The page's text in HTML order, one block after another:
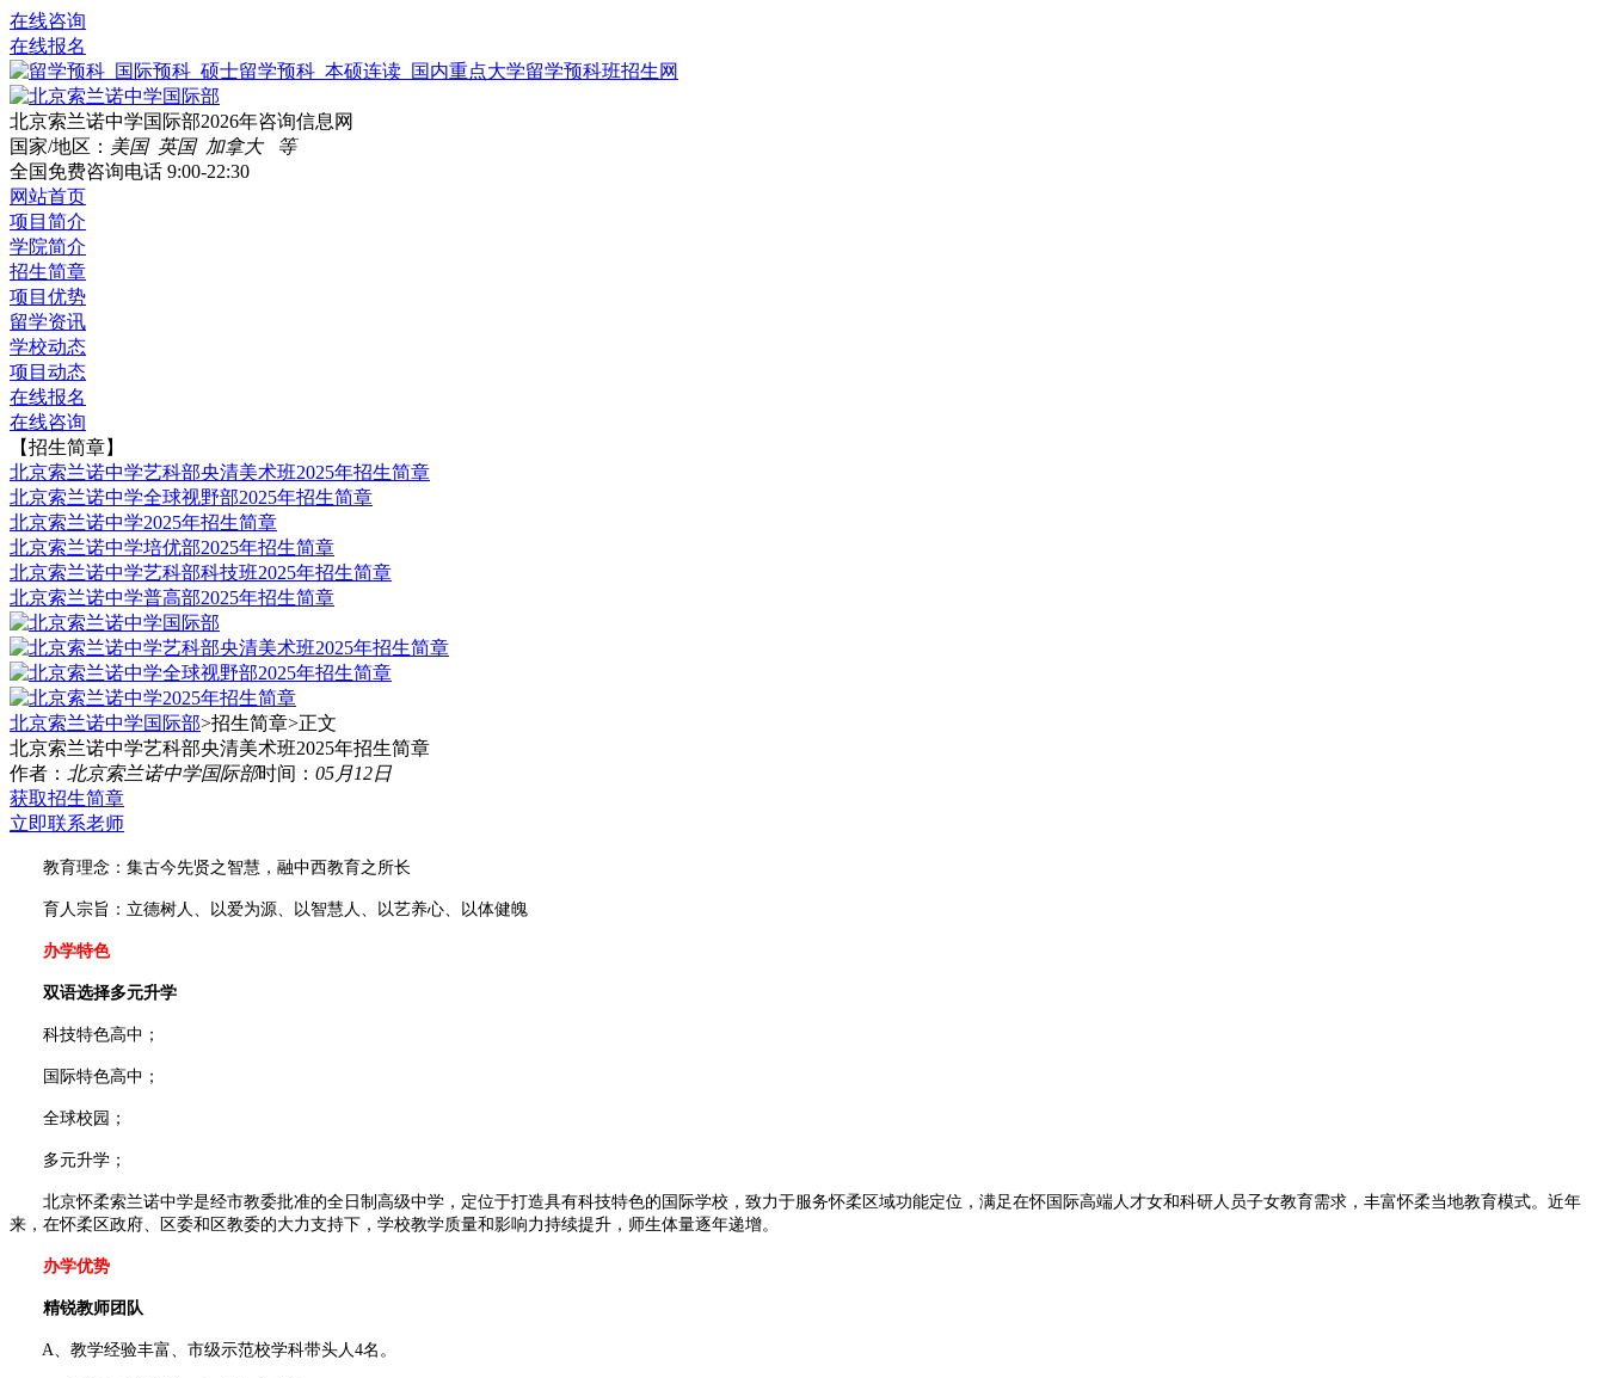
在线咨询
在线报名
北京索兰诺中学国际部2026年咨询信息网
国家/地区： 美国 英国 加拿大 等
全国免费咨询电话 9:00-22:30
网站首页
项目简介
学院简介
招生简章
项目优势
留学资讯
学校动态
项目动态
在线报名
在线咨询
【招生简章】
北京索兰诺中学艺科部央清美术班2025年招生简章
北京索兰诺中学全球视野部2025年招生简章
北京索兰诺中学2025年招生简章
北京索兰诺中学培优部2025年招生简章
北京索兰诺中学艺科部科技班2025年招生简章
北京索兰诺中学普高部2025年招生简章
北京索兰诺中学国际部>招生简章>正文
北京索兰诺中学艺科部央清美术班2025年招生简章
作者： 北京索兰诺中学国际部时间： 05月12日
获取招生简章
立即联系老师
教育理念：集古今先贤之智慧，融中西教育之所长
育人宗旨：立德树人、以爱为源、以智慧人、以艺养心、以体健魄
办学特色
双语选择多元升学
科技特色高中；
国际特色高中；
全球校园；
多元升学；
北京怀柔索兰诺中学是经市教委批准的全日制高级中学，定位于打造具有科技特色的国际学校，致力于服务怀柔区域功能定位，满足在怀国际高端人才女和科研人员子女教育需求，丰富怀柔当地教育模式。近年
来，在怀柔区政府、区委和区教委的大力支持下，学校教学质量和影响力持续提升，师生体量逐年递增。
办学优势
精锐教师团队
A、教学经验丰富、市级示范校学科带头人4名。